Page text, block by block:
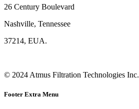
26 Century Boulevard
Nashville, Tennessee
37214, EUA.
© 2024 Atmus Filtration Technologies Inc.
Footer Extra Menu